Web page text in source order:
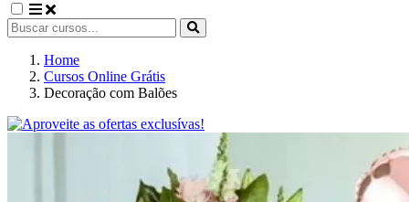
Home
Cursos Online Grátis
Decoração com Balões